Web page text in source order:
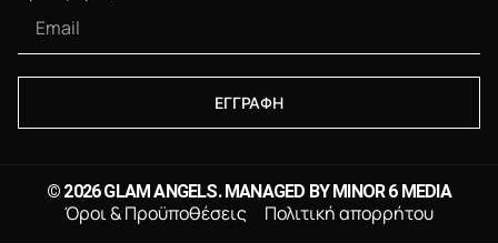
ΕΓΓΡΑΦΗ
© 2026 GLAM ANGELS. MANAGED BY MINOR 6 MEDIA
Όροι & Προϋποθέσεις Πολιτική απορρήτου